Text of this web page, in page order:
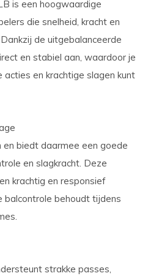
is een hoogwaardige
die snelheid, kracht en
de uitgebalanceerde
en stabiel aan, waardoor je
en krachtige slagen kunt
biedt daarmee een goede
en slagkracht. Deze
krachtig en responsief
balcontrole behoudt tijdens
strakke passes,